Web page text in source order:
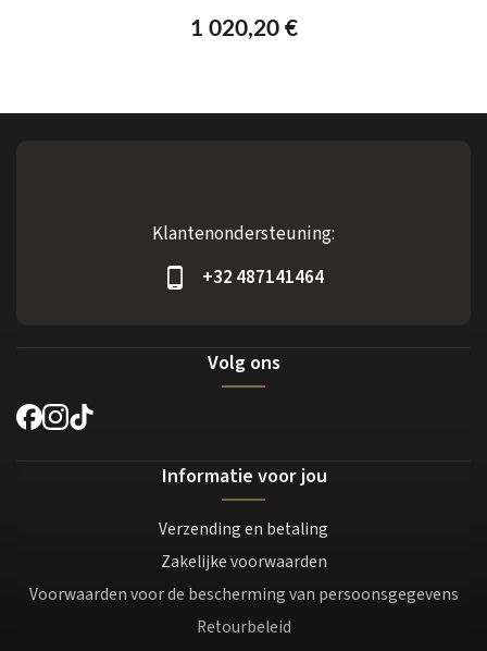
1 020,20 €
Klantenondersteuning:
+32 487141464
Volg ons
Informatie voor jou
Verzending en betaling
Zakelijke voorwaarden
Voorwaarden voor de bescherming van persoonsgegevens
Retourbeleid